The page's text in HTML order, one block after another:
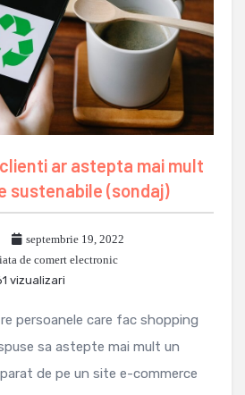
ar astepta mai mult
sustenabile (sondaj)
septembrie 19, 2022
de comert electronic
vizualizari
persoanele care fac shopping
sa astepte mai mult un
de pe un site e-commerce